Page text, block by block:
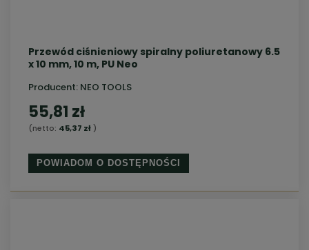
Przewód ciśnieniowy spiralny poliuretanowy 6.5
x 10 mm, 10 m, PU Neo
Producent: NEO TOOLS
55,81 zł
(netto: 45,37 zł)
POWIADOM O DOSTĘPNOŚCI